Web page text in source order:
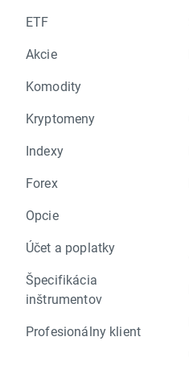
ETF
Akcie
Komodity
Kryptomeny
Indexy
Forex
Opcie
Účet a poplatky
Špecifikácia
inštrumentov
Profesionálny klient